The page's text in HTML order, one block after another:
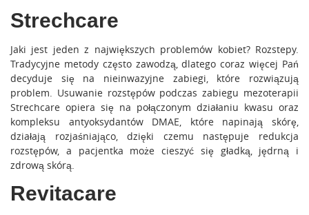
Strechcare
Jaki jest jeden z największych problemów kobiet? Rozstepy.
Tradycyjne metody często zawodzą, dlatego coraz więcej Pań
decyduje się na nieinwazyjne zabiegi, które rozwiązują
problem. Usuwanie rozstępów podczas zabiegu mezoterapii
Strechcare opiera się na połączonym działaniu kwasu oraz
kompleksu antyoksydantów DMAE, które napinają skórę,
działają rozjaśniająco, dzięki czemu następuje redukcja
rozstępów, a pacjentka może cieszyć się gładką, jędrną i
zdrową skórą.
Revitacare